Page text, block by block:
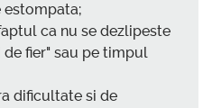
estompata;
ca nu se dezlipeste
fier" sau pe timpul
dificultate si de